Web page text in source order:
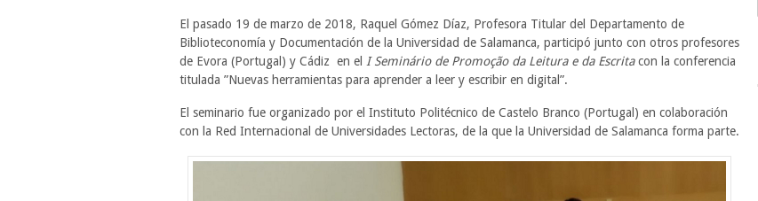
El pasado 19 de marzo de 2018, Raquel Gómez Díaz, Profesora Titular del Departamento de
Biblioteconomía y Documentación de la Universidad de Salamanca, participó junto con otros profesores
de Evora (Portugal) y Cádiz en el I Seminário de Promoção da Leitura e da Escritacon la conferencia
titulada ”Nuevas herramientas para aprender a leer y escribir en digital”.
El seminario fue organizado por el Instituto Politécnico de Castelo Branco (Portugal) en colaboración
con la Red Internacional de Universidades Lectoras, de la que la Universidad de Salamanca forma parte.